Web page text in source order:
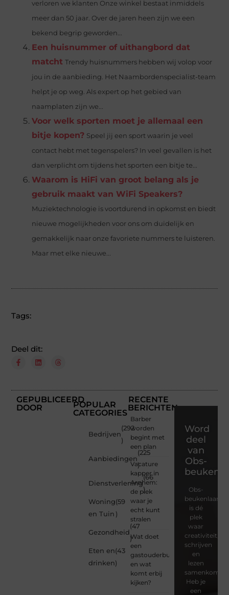
verloren we klanten Onze winkel bestaat inmiddels
meer dan 50 jaar. Over de jaren heen zijn we een
bekend begrip geworden...
Een huisnummer of uithangbord dat
matcht Trendy huisnummers hebben wij volop voor
jou in de aanbieding. Het Naambordenspecialist-team
helpt je op weg. Als expert op het gebied van
naamplaten zijn we...
Voor welk sporten moet je allemaal een
bitje kopen? Speel jij een sport waarin je veel
contact hebt met tegenspelers? In veel gevallen is het
dan verplicht om tijdens het sporten een bitje te...
Waarom is HiFi van groot belang als je
gebruik maakt van WiFi Speakers?
Muziektechnologie is voortdurend in opkomst en biedt
nieuwe mogelijkheden voor ons om duidelijk en
gemakkelijk naar onze favoriete nummers te luisteren.
Maar met elke nieuwe...
Tags:
Deel dit:
GEPUBLICEERD
DOOR
POPULAR
CATEGORIES
Bedrijven
(292
)
Aanbiedingen
(225
)
Dienstverlening
(66
)
Woning
en Tuin
(59
)
Gezondheid
(47
)
Eten en
drinken
(43
)
RECENTE
BERICHTEN
Barber
worden
begint met
een plan
Vacature
kapper in
Arnhem:
de plek
waar je
echt kunt
stralen
Wat doet
een
gastouderbureau
en wat
komt erbij
kijken?
Word
deel
van
Obs-
Obs-
beukenlaan.nl
is dé
plek
waar
creativiteit,
schrijven
en
lezen
samenkomen.
Heb je
een